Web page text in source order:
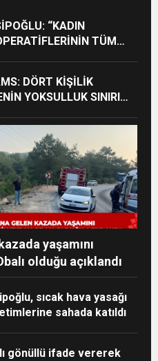
“KADIN
TÜM
DÖRT KİŞİLİK
YOKSULLUK SINIRI
yaşamını
olduğu açıklandı
sıcak hava yasağı
sahada katıldı
gönüllü ifade vererek